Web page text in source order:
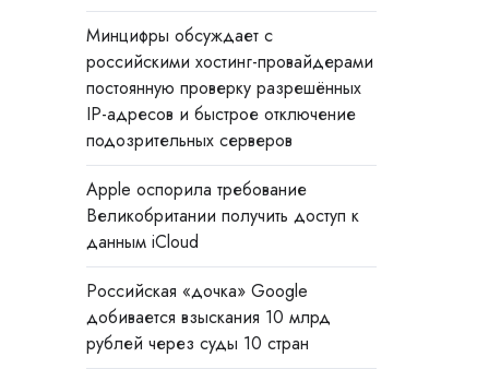
Минцифры обсуждает с
российскими хостинг-провайдерами
постоянную проверку разрешённых
IP-адресов и быстрое отключение
подозрительных серверов
Apple оспорила требование
Великобритании получить доступ к
данным iCloud
Российская «дочка» Google
добивается взыскания 10 млрд
рублей через суды 10 стран